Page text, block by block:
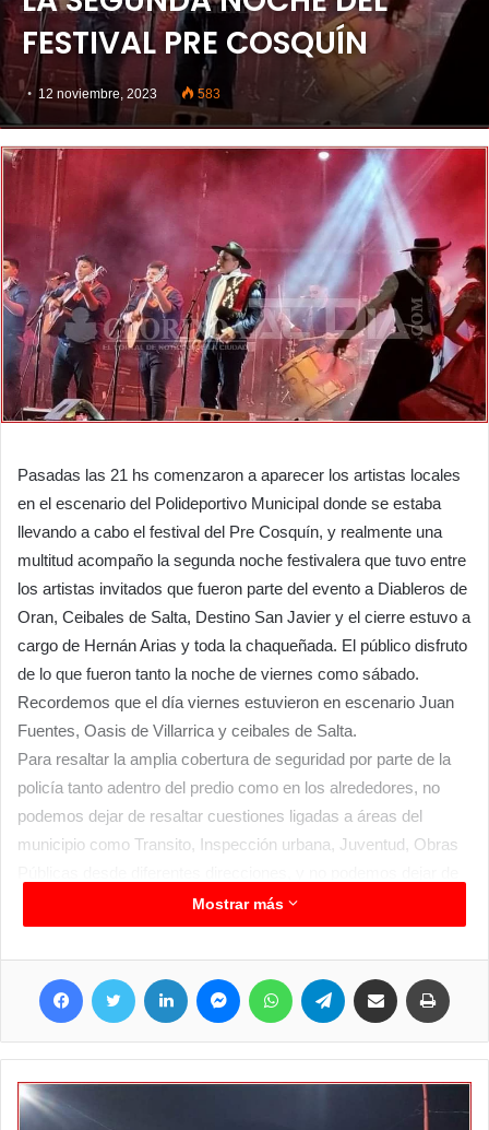
FESTIVAL PRE COSQUÍN
12 noviembre, 2023 583
Pasadas las 21 hs comenzaron a aparecer los artistas locales
en el escenario del Polideportivo Municipal donde se estaba
llevando a cabo el festival del Pre Cosquín, y realmente una
multitud acompaño la segunda noche festivalera que tuvo entre
los artistas invitados que fueron parte del evento a Diableros de
Oran, Ceibales de Salta, Destino San Javier y el cierre estuvo a
cargo de Hernán Arias y toda la chaqueñada. El público disfruto
de lo que fueron tanto la noche de viernes como sábado.
Recordemos que el día viernes estuvieron en escenario Juan
Fuentes, Oasis de Villarrica y ceibales de Salta.
Para resaltar la amplia cobertura de seguridad por parte de la
policía tanto adentro del predio como en los alrededores, no
podemos dejar de resaltar cuestiones ligadas a áreas del
municipio como Transito, Inspección urbana, Juventud, Obras
destacar el trabajo de la Dirección de Cultura que coordino todo
el evento.
Mostrar más
Facebook Twitter LinkedIn MessengerWhatsApp Telegram Compartir por correo electrónico